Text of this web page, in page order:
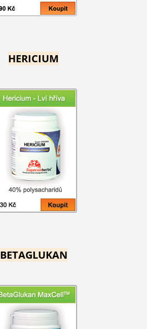
HERICIUM
BETAGLUKAN